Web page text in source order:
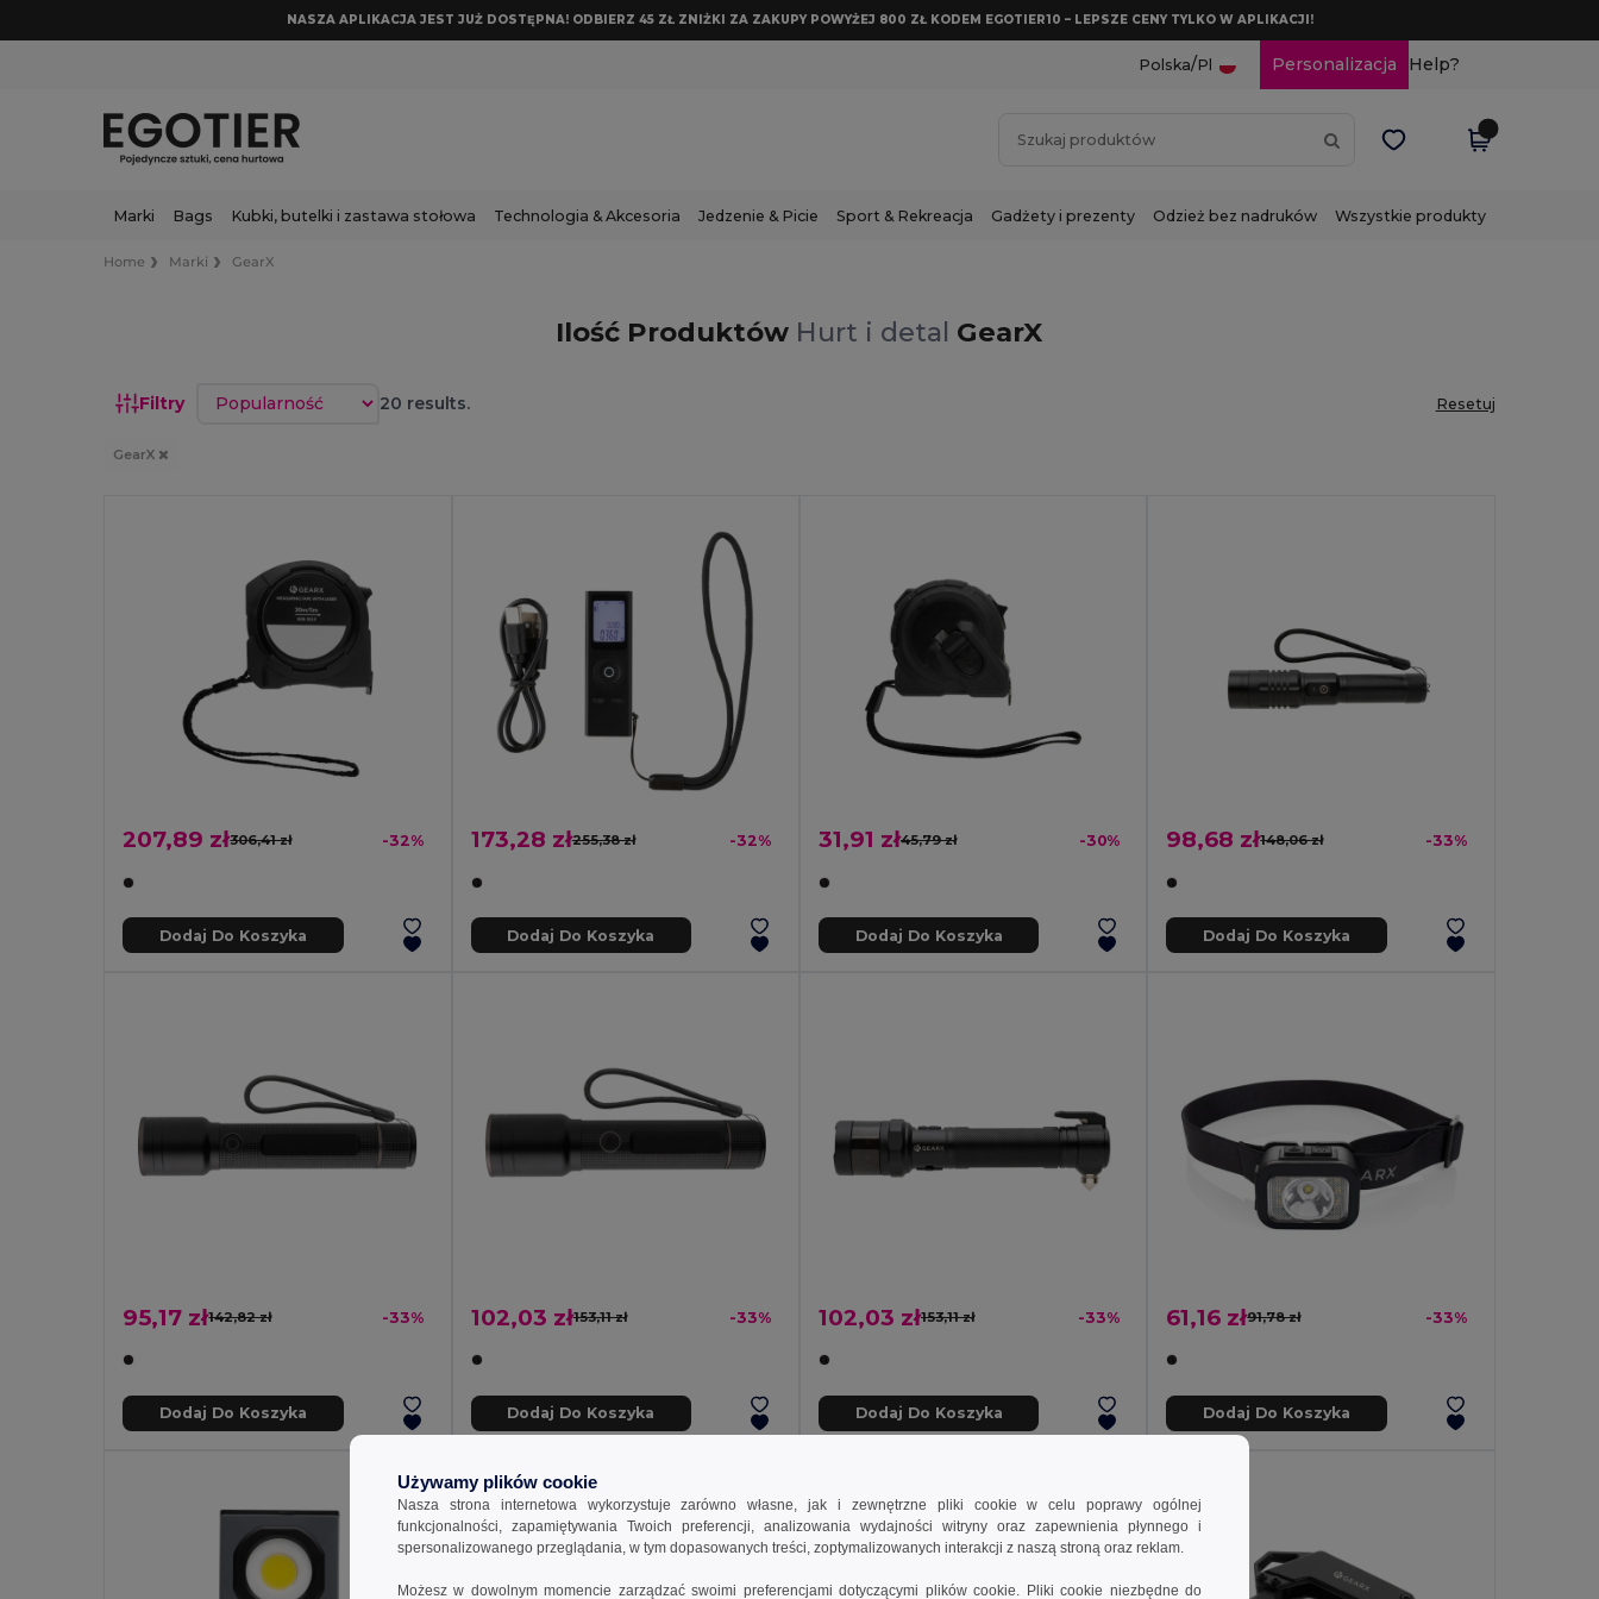
NASZA APLIKACJA JEST JUŻ DOSTĘPNA! ODBIERZ 45 ZŁ ZNIŻKI ZA ZAKUPY POWYŻEJ 800 ZŁ KODEM EGOTIER10 – LEPSZE CENY TYLKO W APLIKACJI!
Polska/Pl Personalizacja Help?
Marki Bags Kubki, butelki i zastawa stołowa Technologia & Akcesoria Jedzenie & Picie Sport & Rekreacja Gadżety i prezenty Odzież bez nadruków Wszystkie produkty
Home Marki GearX
Ilość Produktów Hurt i detal GearX
Filtry Sortuj według 20 results. Resetuj
GearX
207,89 zł306,41 zł -32%
Dodaj Do Koszyka
173,28 zł255,38 zł -32%
Dodaj Do Koszyka
31,91 zł45,79 zł -30%
Dodaj Do Koszyka
98,68 zł148,06 zł -33%
Dodaj Do Koszyka
95,17 zł142,82 zł -33%
Dodaj Do Koszyka
102,03 zł153,11 zł -33%
Dodaj Do Koszyka
102,03 zł153,11 zł -33%
Dodaj Do Koszyka
61,16 zł91,78 zł -33%
Dodaj Do Koszyka
Używamy plików cookie
Nasza strona internetowa wykorzystuje zarówno własne, jak i zewnętrzne pliki cookie w celu poprawy ogólnej
funkcjonalności, zapamiętywania Twoich preferencji, analizowania wydajności witryny oraz zapewnienia płynnego i
spersonalizowanego przeglądania, w tym dopasowanych treści, zoptymalizowanych interakcji z naszą stroną oraz reklam.
Możesz w dowolnym momencie zarządzać swoimi preferencjami dotyczącymi plików cookie. Pliki cookie niezbędne do